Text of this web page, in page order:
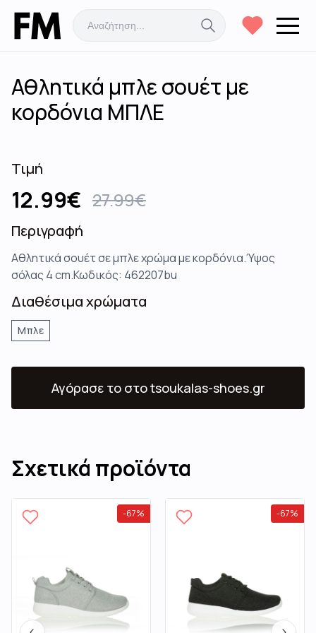
Αθλητικά μπλε σουέτ με
κορδόνια ΜΠΛΕ
Τιμή
12.99€ 27.99€
Περιγραφή
Αθλητικά σουέτ σε μπλε χρώμα με κορδόνια.Ύψος
σόλας 4 cm.Κωδικός: 462207bu
Διαθέσιμα χρώματα
Μπλε
Αγόρασε το στο tsoukalas-shoes.gr
Σχετικά προϊόντα
-67% -67%